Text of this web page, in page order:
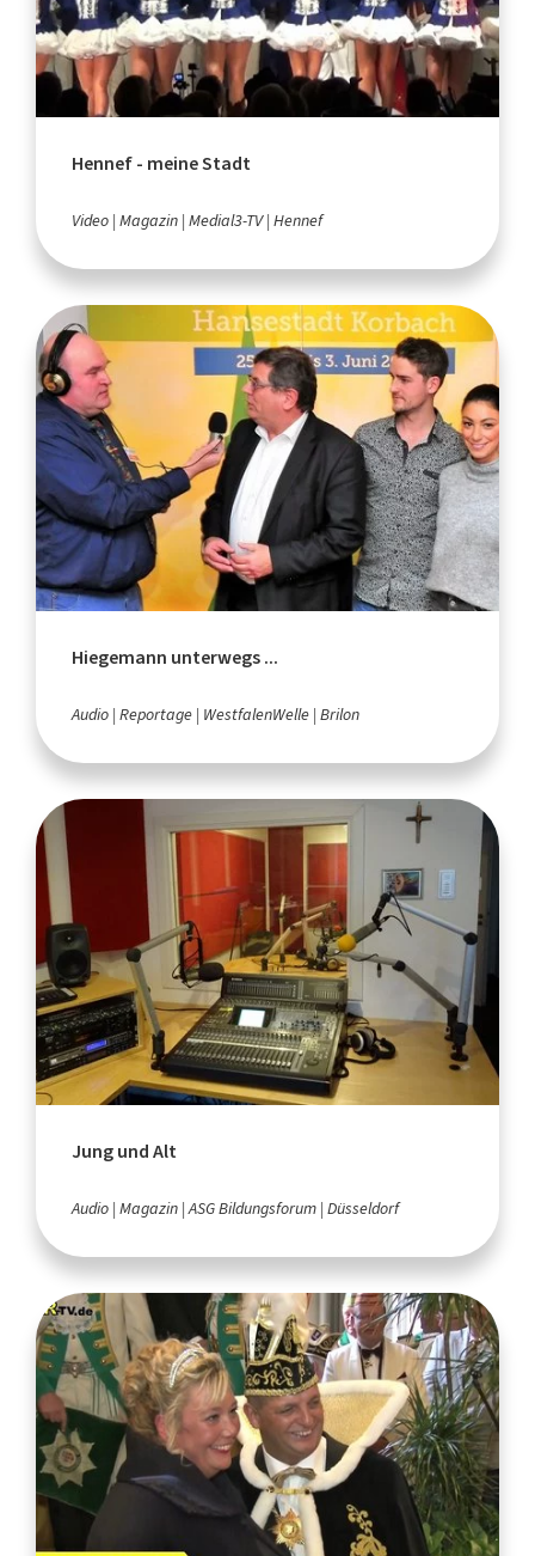
Hennef - meine Stadt
Video Magazin Medial3-TV Hennef
Hiegemann unterwegs ...
Audio Reportage WestfalenWelle Brilon
Jung und Alt
Audio Magazin ASG Bildungsforum Düsseldorf